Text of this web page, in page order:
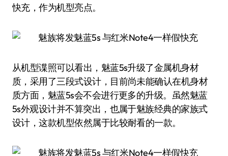
快充，作为机型亮点。
从机型谍照可以看出，魅蓝5s升级了金属机身材
质，采用了三段式设计，目前尚未能确认在机身材
质方面，魅蓝5s会不会进行更多的升级。虽然魅蓝
5s外观设计并不算突出，也属于魅族经典的家族式
设计，这款机型依然属于比较耐看的一款。